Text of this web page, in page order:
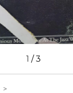
1 /3
>